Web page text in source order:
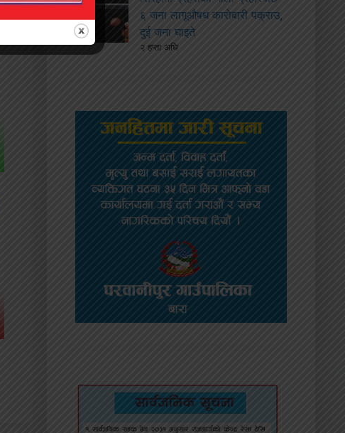
६ जना लागूऔषध कारोबारी पक्राउ,
दुई जना घाइते
२ हप्ता अघि